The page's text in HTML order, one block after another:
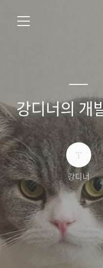
강디너의 개
강디너